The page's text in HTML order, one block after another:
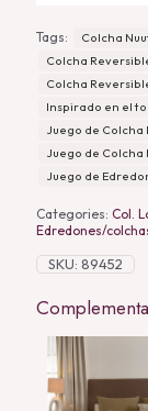
Tags: Colcha
Colcha
Colcha
Inspirado en el
Juego de Colcha
Juego de
Juego de
Categories: Col.
Edredones/
SKU: 89452